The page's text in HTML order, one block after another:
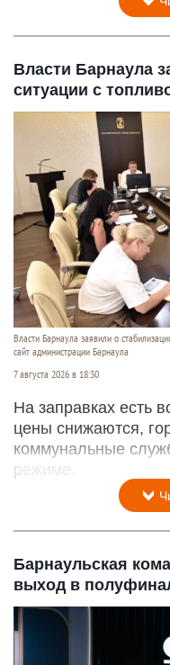
Власти Барнаула
ситуации с
Власти Барнаула заявили о
сайт администрации Барнаула
7 августа 2026 в 18:30
На заправках есть
цены снижаются,
коммунальные
режиме.
Барнаульская
выход в